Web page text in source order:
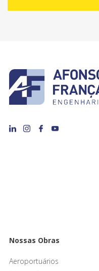
Nossas Obras
Aeroportuários